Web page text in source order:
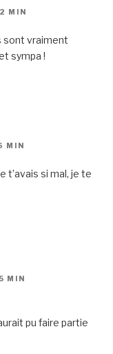
MIN
sont vraiment
sympa !
MIN
t’avais si mal, je te
MIN
pu faire partie